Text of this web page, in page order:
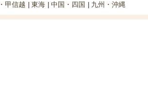
甲信越 東海 中国・四国 九州・沖縄